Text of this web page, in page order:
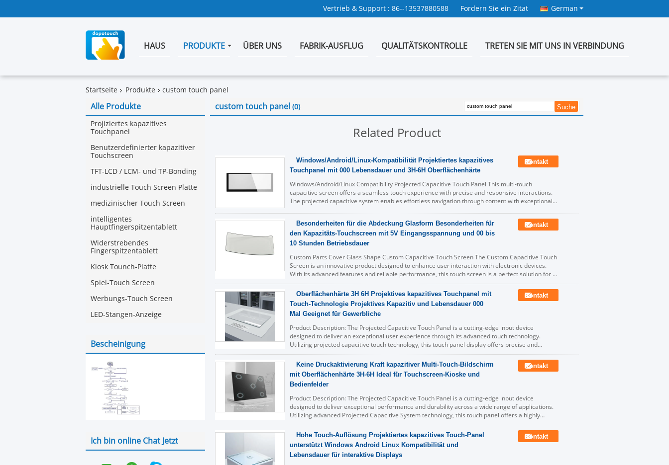
Vertrieb & Support : 86--13537880588 Fordern Sie ein Zitat German
HAUS PRODUKTE ÜBER UNS FABRIK-AUSFLUG QUALITÄTSKONTROLLE TRETEN SIE MIT UNS IN VERBINDUNG
Startseite Produkte custom touch panel
Alle Produkte
Projiziertes kapazitives
Touchpanel
Benutzerdefinierter kapazitiver
Touchscreen
TFT-LCD / LCM- und TP-Bonding
industrielle Touch Screen Platte
medizinischer Touch Screen
intelligentes
Hauptfingerspitzentablett
Widerstrebendes
Fingerspitzentablett
Kiosk Tounch-Platte
Spiel-Touch Screen
Werbungs-Touch Screen
LED-Stangen-Anzeige
Bescheinigung
Ich bin online Chat Jetzt
custom touch panel (0)
Related Product
Windows/Android/Linux-Kompatibilität Projektiertes kapazitives
Touchpanel mit 000 Lebensdauer und 3H-6H Oberflächenhärte
Kontakt
Windows/Android/Linux Compatibility Projected Capacitive Touch Panel This multi-touch
capacitive screen offers a seamless touch experience with precise and responsive interactions.
The projected capacitive system enables effortless navigation through content with exceptional
Besonderheiten für die Abdeckung Glasform Besonderheiten für
den Kapazitäts-Touchscreen mit 5V Eingangsspannung und 00 bis
10 Stunden Betriebsdauer
Kontakt
Custom Parts Cover Glass Shape Custom Capacitive Touch Screen The Custom Capacitive Touch
Screen is an innovative product designed to enhance user interaction with electronic devices.
With its advanced features and reliable performance, this touch screen is a perfect solution for a
wide range of ...
Lesen Sie weiter
Oberflächenhärte 3H 6H Projektives kapazitives Touchpanel mit
Touch-Technologie Projektives Kapazitiv und Lebensdauer 000
Mal Geeignet für Gewerbliche
Kontakt
Product Description: The Projected Capacitive Touch Panel is a cutting-edge input device
designed to deliver an exceptional user experience through its advanced touch technology.
Utilizing projected capacitive touch technology, this touch panel display offers precise and
responsive touch capabilitie...
Lesen Sie weiter
Keine Druckaktivierung Kraft kapazitiver Multi-Touch-Bildschirm
mit Oberflächenhärte 3H-6H Ideal für Touchscreen-Kioske und
Bedienfelder
Kontakt
Product Description: The Projected Capacitive Touch Panel is a cutting-edge input device
designed to deliver exceptional performance and durability across a wide range of applications.
Utilizing advanced Projected Capacitive System technology, this touch panel offers a highly
responsive and accurate ...
Lesen Sie weiter
Hohe Touch-Auflösung Projektiertes kapazitives Touch-Panel
unterstützt Windows Android Linux Kompatibilität und
Lebensdauer für interaktive Displays
Kontakt